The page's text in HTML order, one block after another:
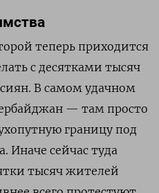
теперь приходится
с десятками тысяч
В самом удачном
— там просто
границу под
Иначе сейчас туда
тысяч жителей